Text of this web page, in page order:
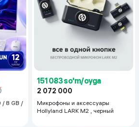
/ 8 GB /
151 083 so'm/oyga
2 072 000
Микрофоны и аксессуары
Hollyland LARK M2 , черный